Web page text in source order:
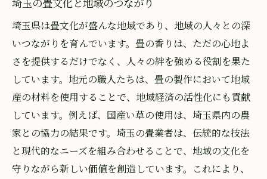
埼玉県は畳文化が盛んな地域であり、地域の人々との深
いつながりを育んでいます。畳の香りは、ただの心地よ
さを提供するだけでなく、人々の絆を強める役割を果た
しています。地元の職人たちは、畳の製作において地域
産の材料を使用することで、地域経済の活性化にも貢献
しています。例えば、国産い草の使用は、埼玉県内の農
家との協力の結果です。埼玉の畳業者は、伝統的な技法
と現代的なニーズを組み合わせることで、地域の文化を
守りながら新しい価値を創造しています。これにより、